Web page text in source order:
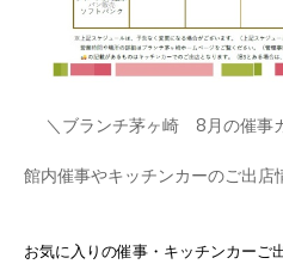
＼ブランチ茅ヶ崎 8月の催事
館内催事やキッチンカーのご出店
お気に入りの催事・キッチンカーご